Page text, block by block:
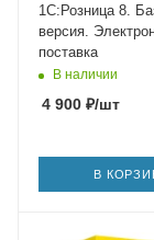
1С:Розница 8.
версия.
поставка
В наличии
4 900 ₽/шт
В